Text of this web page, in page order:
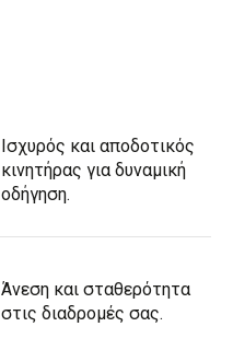
Ισχυρός και αποδοτικός
κινητήρας για δυναμική
οδήγηση.
Άνεση και σταθερότητα
στις διαδρομές σας.